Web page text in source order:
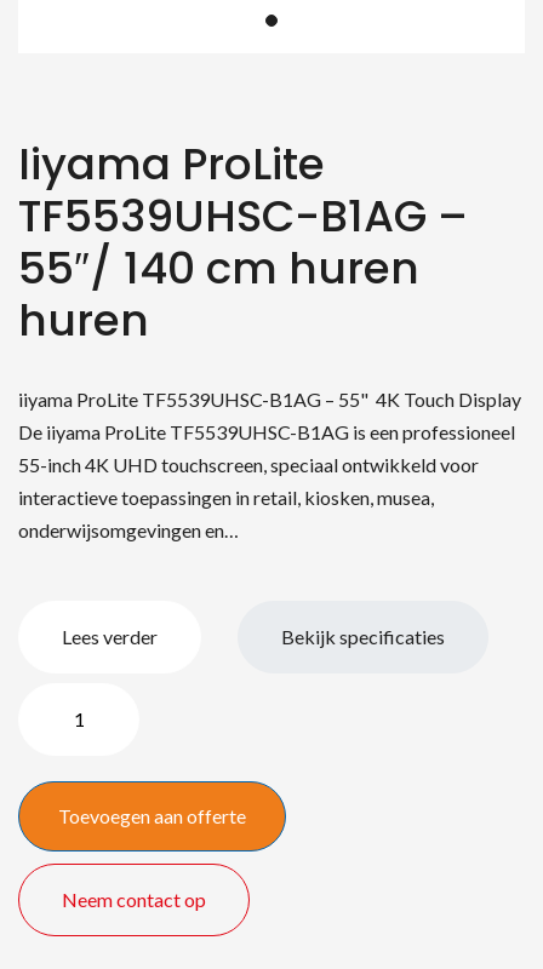
Iiyama ProLite
TF5539UHSC-B1AG –
55″/ 140 cm huren
huren
iiyama ProLite TF5539UHSC-B1AG – 55" 4K Touch Display
De iiyama ProLite TF5539UHSC-B1AG is een professioneel
55-inch 4K UHD touchscreen, speciaal ontwikkeld voor
interactieve toepassingen in retail, kiosken, musea,
onderwijsomgevingen en…
Lees verder Bekijk specificaties
ProLite
B1AG
–
55″/
140
cm
Toevoegen aan offerte
Neem contact op